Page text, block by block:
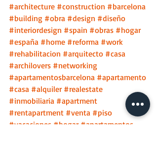
#architecture #construction #barcelona
#building #obra #design #diseño
#interiordesign #spain #obras #hogar
#españa #home #reforma #work
#rehabilitacion #arquitecto #casa
#archilovers #networking
#apartamentosbarcelona #apartamento
#casa #alquiler #realestate
#inmobiliaria #apartment
#rentapartment #venta #piso
#vacaciones #hogar #apartamentos